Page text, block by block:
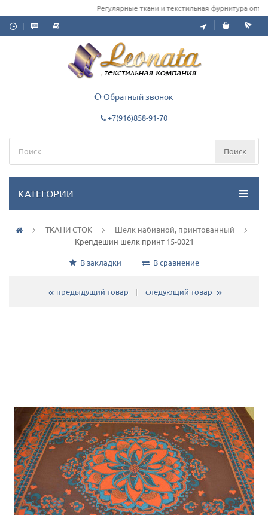
Регулярные ткани и текстильная фурнитура
Обратный звонок
+7(916)858-91-70
Поиск
КАТЕГОРИИ
ТКАНИ СТОК
Шелк набивной, принтованный
Крепдешин шелк принт 15-0021
В закладки В сравнение
предыдущий товар следующий товар